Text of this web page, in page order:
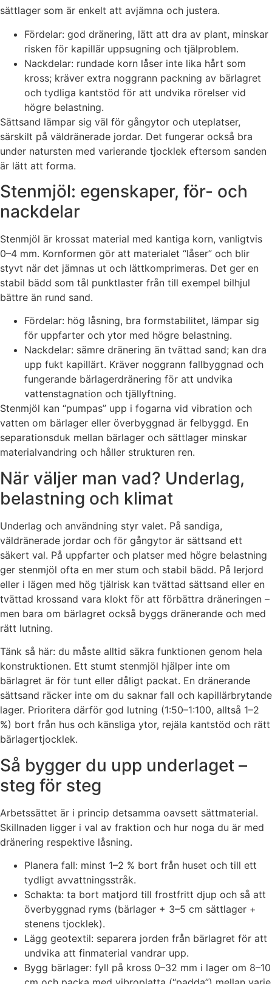
sättlager som är enkelt att avjämna och justera.
Fördelar: god dränering, lätt att dra av plant, minskar
risken för kapillär uppsugning och tjälproblem.
Nackdelar: rundade korn låser inte lika hårt som
kross; kräver extra noggrann packning av bärlagret
och tydliga kantstöd för att undvika rörelser vid
högre belastning.
Sättsand lämpar sig väl för gångytor och uteplatser,
särskilt på väldränerade jordar. Det fungerar också bra
under natursten med varierande tjocklek eftersom sanden
är lätt att forma.
Stenmjöl: egenskaper, för- och
nackdelar
Stenmjöl är krossat material med kantiga korn, vanligtvis
0–4 mm. Kornformen gör att materialet “låser” och blir
styvt när det jämnas ut och lättkomprimeras. Det ger en
stabil bädd som tål punktlaster från till exempel bilhjul
bättre än rund sand.
Fördelar: hög låsning, bra formstabilitet, lämpar sig
för uppfarter och ytor med högre belastning.
Nackdelar: sämre dränering än tvättad sand; kan dra
upp fukt kapillärt. Kräver noggrann fallbyggnad och
fungerande bärlagerdränering för att undvika
vattenstagnation och tjällyftning.
Stenmjöl kan “pumpas” upp i fogarna vid vibration och
vatten om bärlager eller överbyggnad är felbyggd. En
separationsduk mellan bärlager och sättlager minskar
materialvandring och håller strukturen ren.
När väljer man vad? Underlag,
belastning och klimat
Underlag och användning styr valet. På sandiga,
väldränerade jordar och för gångytor är sättsand ett
säkert val. På uppfarter och platser med högre belastning
ger stenmjöl ofta en mer stum och stabil bädd. På lerjord
eller i lägen med hög tjälrisk kan tvättad sättsand eller en
tvättad krossand vara klokt för att förbättra dräneringen –
men bara om bärlagret också byggs dränerande och med
rätt lutning.
Tänk så här: du måste alltid säkra funktionen genom hela
konstruktionen. Ett stumt stenmjöl hjälper inte om
bärlagret är för tunt eller dåligt packat. En dränerande
sättsand räcker inte om du saknar fall och kapillärbrytande
lager. Prioritera därför god lutning (1:50–1:100, alltså 1–2
%) bort från hus och känsliga ytor, rejäla kantstöd och rätt
bärlagertjocklek.
Så bygger du upp underlaget –
steg för steg
Arbetssättet är i princip detsamma oavsett sättmaterial.
Skillnaden ligger i val av fraktion och hur noga du är med
dränering respektive låsning.
Planera fall: minst 1–2 % bort från huset och till ett
tydligt avvattningsstråk.
Schakta: ta bort matjord till frostfritt djup och så att
överbyggnad ryms (bärlager + 3–5 cm sättlager +
stenens tjocklek).
Lägg geotextil: separera jorden från bärlagret för att
undvika att finmaterial vandrar upp.
Bygg bärlager: fyll på kross 0–32 mm i lager om 8–10